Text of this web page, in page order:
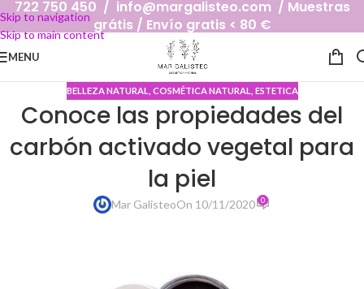
Skip to navigation
Skip to main content
722 750 450 / info@margalisteo.com / Muestras
grátis / Envío gratis < 80 €
MENU
BELLEZA NATURAL COSMÉTICA NATURAL ESTETICA
Conoce las propiedades del
carbón activado vegetal para
la piel
Mar GalisteoOn 10/11/2020 0